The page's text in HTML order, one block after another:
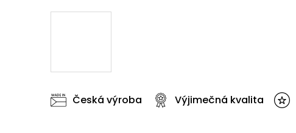
Česká výroba Výjimečná kvalita